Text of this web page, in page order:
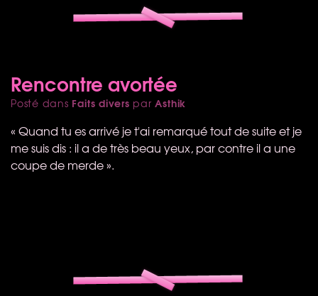
Rencontre avortée
Posté dans Faits divers parAsthik
« Quand tu es arrivé je t'ai remarqué tout de suite et je
me suis dis : il a de très beau yeux, par contre il a une
coupe de merde ».